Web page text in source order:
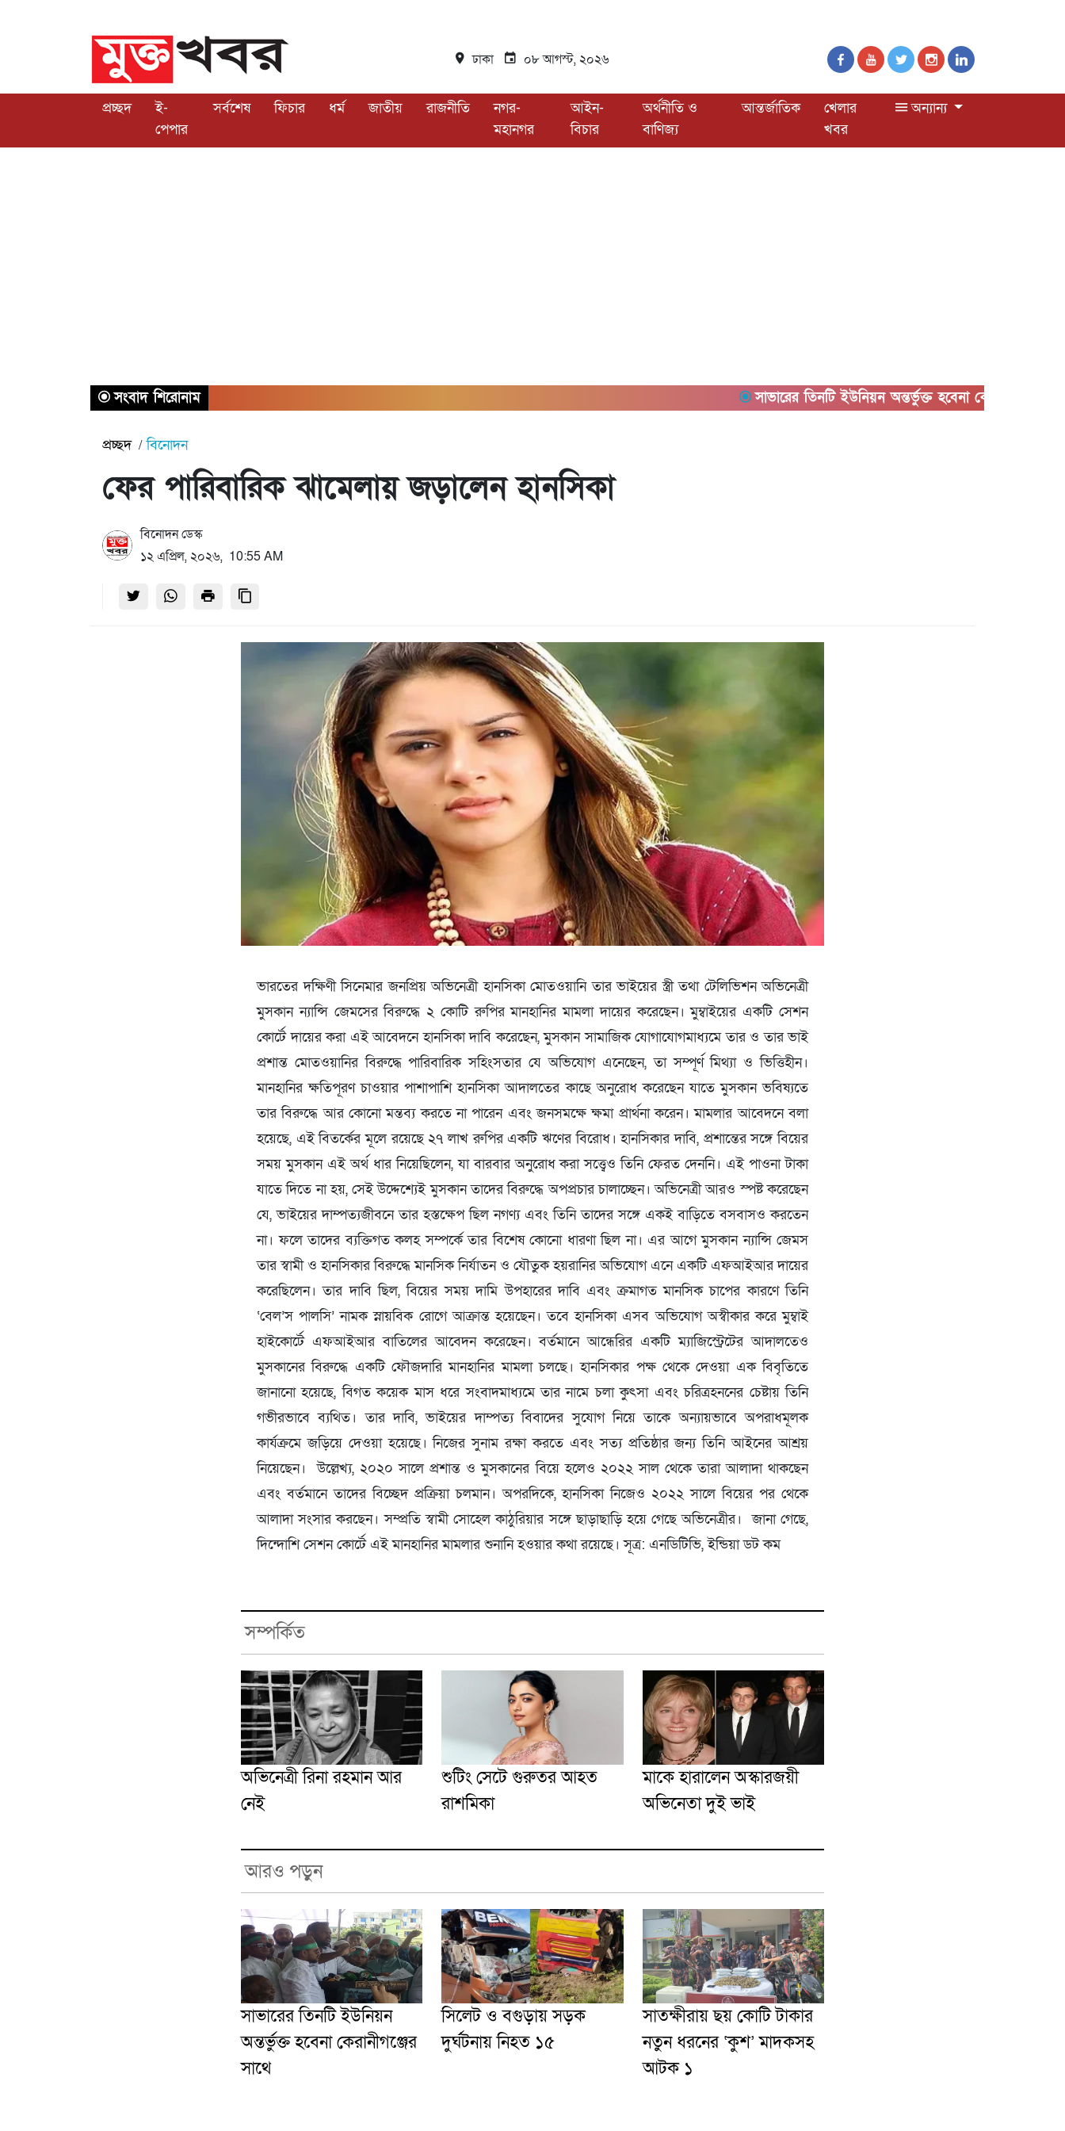
ঢাকা ০৮ আগস্ট, ২০২৬
প্রচ্ছদ
ই-
পেপার
সর্বশেষ ফিচার ধর্ম জাতীয় রাজনীতি
নগর-
মহানগর
আইন-
বিচার
অর্থনীতি ও
বাণিজ্য
আন্তর্জাতিক
খেলার
খবর
অন্যান্য
সংবাদ শিরোনাম সাভারের তিনটি ইউনিয়ন অন্তর্ভুক্ত হবেনা কেরানীগঞ্জের সাথে
প্রচ্ছদ বিনোদন
ফের পারিবারিক ঝামেলায় জড়ালেন হানসিকা
বিনোদন ডেস্ক
১২ এপ্রিল, ২০২৬, 10:55 AM
ভারতের দক্ষিণী সিনেমার জনপ্রিয় অভিনেত্রী হানসিকা মোতওয়ানি তার ভাইয়ের স্ত্রী তথা টেলিভিশন অভিনেত্রী
মুসকান ন্যান্সি জেমসের বিরুদ্ধে ২ কোটি রুপির মানহানির মামলা দায়ের করেছেন। মুম্বাইয়ের একটি সেশন
কোর্টে দায়ের করা এই আবেদনে হানসিকা দাবি করেছেন, মুসকান সামাজিক যোগাযোগমাধ্যমে তার ও তার ভাই
প্রশান্ত মোতওয়ানির বিরুদ্ধে পারিবারিক সহিংসতার যে অভিযোগ এনেছেন, তা সম্পূর্ণ মিথ্যা ও ভিত্তিহীন।
মানহানির ক্ষতিপূরণ চাওয়ার পাশাপাশি হানসিকা আদালতের কাছে অনুরোধ করেছেন যাতে মুসকান ভবিষ্যতে
তার বিরুদ্ধে আর কোনো মন্তব্য করতে না পারেন এবং জনসমক্ষে ক্ষমা প্রার্থনা করেন। মামলার আবেদনে বলা
হয়েছে, এই বিতর্কের মূলে রয়েছে ২৭ লাখ রুপির একটি ঋণের বিরোধ। হানসিকার দাবি, প্রশান্তের সঙ্গে বিয়ের
সময় মুসকান এই অর্থ ধার নিয়েছিলেন, যা বারবার অনুরোধ করা সত্ত্বেও তিনি ফেরত দেননি। এই পাওনা টাকা
যাতে দিতে না হয়, সেই উদ্দেশ্যেই মুসকান তাদের বিরুদ্ধে অপপ্রচার চালাচ্ছেন। অভিনেত্রী আরও স্পষ্ট করেছেন
যে, ভাইয়ের দাম্পত্যজীবনে তার হস্তক্ষেপ ছিল নগণ্য এবং তিনি তাদের সঙ্গে একই বাড়িতে বসবাসও করতেন
না। ফলে তাদের ব্যক্তিগত কলহ সম্পর্কে তার বিশেষ কোনো ধারণা ছিল না। এর আগে মুসকান ন্যান্সি জেমস
তার স্বামী ও হানসিকার বিরুদ্ধে মানসিক নির্যাতন ও যৌতুক হয়রানির অভিযোগ এনে একটি এফআইআর দায়ের
করেছিলেন। তার দাবি ছিল, বিয়ের সময় দামি উপহারের দাবি এবং ক্রমাগত মানসিক চাপের কারণে তিনি
‌‌‘বেল’স পালসি’ নামক স্নায়বিক রোগে আক্রান্ত হয়েছেন। তবে হানসিকা এসব অভিযোগ অস্বীকার করে মুম্বাই
হাইকোর্টে এফআইআর বাতিলের আবেদন করেছেন। বর্তমানে আন্ধেরির একটি ম্যাজিস্ট্রেটের আদালতেও
মুসকানের বিরুদ্ধে একটি ফৌজদারি মানহানির মামলা চলছে। হানসিকার পক্ষ থেকে দেওয়া এক বিবৃতিতে
জানানো হয়েছে, বিগত কয়েক মাস ধরে সংবাদমাধ্যমে তার নামে চলা কুৎসা এবং চরিত্রহননের চেষ্টায় তিনি
গভীরভাবে ব্যথিত। তার দাবি, ভাইয়ের দাম্পত্য বিবাদের সুযোগ নিয়ে তাকে অন্যায়ভাবে অপরাধমূলক
কার্যক্রমে জড়িয়ে দেওয়া হয়েছে। নিজের সুনাম রক্ষা করতে এবং সত্য প্রতিষ্ঠার জন্য তিনি আইনের আশ্রয়
নিয়েছেন। উল্লেখ্য, ২০২০ সালে প্রশান্ত ও মুসকানের বিয়ে হলেও ২০২২ সাল থেকে তারা আলাদা থাকছেন
এবং বর্তমানে তাদের বিচ্ছেদ প্রক্রিয়া চলমান। অপরদিকে, হানসিকা নিজেও ২০২২ সালে বিয়ের পর থেকে
আলাদা সংসার করছেন। সম্প্রতি স্বামী সোহেল কাঠুরিয়ার সঙ্গে ছাড়াছাড়ি হয়ে গেছে অভিনেত্রীর। জানা গেছে,
দিন্দোশি সেশন কোর্টে এই মানহানির মামলার শুনানি হওয়ার কথা রয়েছে। সূত্র: এনডিটিভি, ইন্ডিয়া ডট কম
সম্পর্কিত
অভিনেত্রী রিনা রহমান আর
নেই
শুটিং সেটে গুরুতর আহত
রাশমিকা
মাকে হারালেন অস্কারজয়ী
অভিনেতা দুই ভাই
আরও পড়ুন
সাভারের তিনটি ইউনিয়ন
অন্তর্ভুক্ত হবেনা কেরানীগঞ্জের
সাথে
সিলেট ও বগুড়ায় সড়ক
দুর্ঘটনায় নিহত ১৫
সাতক্ষীরায় ছয় কোটি টাকার
নতুন ধরনের ‘কুশ’ মাদকসহ
আটক ১